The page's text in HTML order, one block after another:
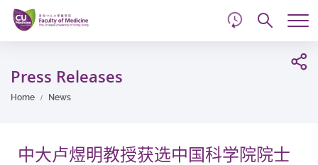
Skip
main
content
Press Releases
Home News
中大卢煜明教授获选中国科学院院士